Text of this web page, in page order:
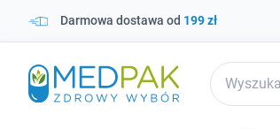
Darmowa dostawa od 199 zł